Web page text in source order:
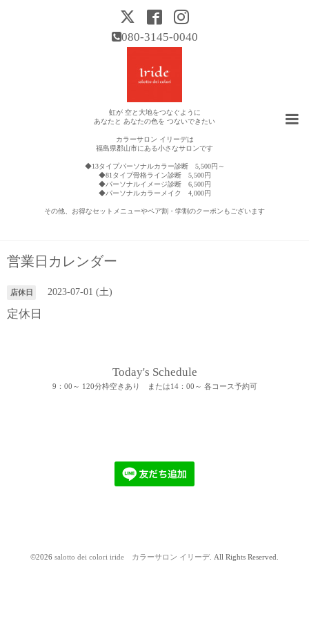
080-3145-0040
虹が 空と大地をつなぐように
あなたと あなたの色を つないできたい
カラーサロン イリーデは
福島県郡山市にある小さなサロンです
◆13タイプパーソナルカラー診断 5,500円～
◆81タイプ骨格ライン診断 5,500円
◆パーソナルイメージ診断 6,500円
◆パーソナルカラーメイク 4,000円
その他、お得なセットメニューやペア割・学割のクーポンもございます
営業日カレンダー
店休日 2023-07-01 (土)
定休日
Today's Schedule
9：00～ 120分枠空きあり または14：00～ 各コース予約可
©2026 salotto dei colori iride カラーサロン イリーデ. All Rights Reserved.